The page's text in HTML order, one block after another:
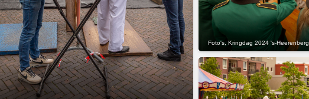
Foto's ,Kringdag 2024 's-Heerenberg